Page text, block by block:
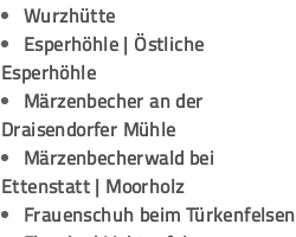
Wurzhütte
Esperhöhle | Östliche
Esperhöhle
Märzenbecher an der
Draisendorfer Mühle
Märzenbecherwald bei
Ettenstatt | Moorholz
Frauenschuh beim Türkenfelsen